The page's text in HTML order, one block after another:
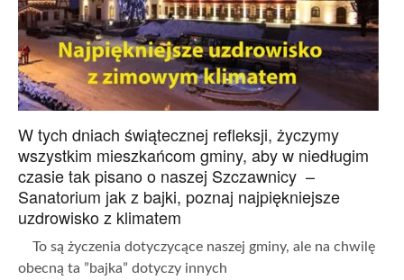
W tych dniach świątecznej refleksji, życzymy
wszystkim mieszkańcom gminy, aby w niedługim
czasie tak pisano o naszej Szczawnicy –
Sanatorium jak z bajki, poznaj najpiękniejsze
uzdrowisko z klimatem
To są życzenia dotyczycące naszej gminy, ale na chwilę
obecną ta ”bajka” dotyczy innych